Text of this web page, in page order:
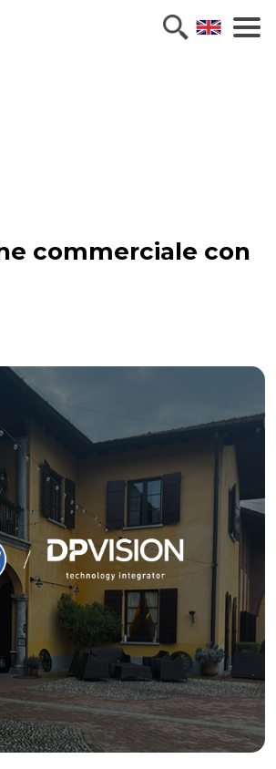
commerciale con